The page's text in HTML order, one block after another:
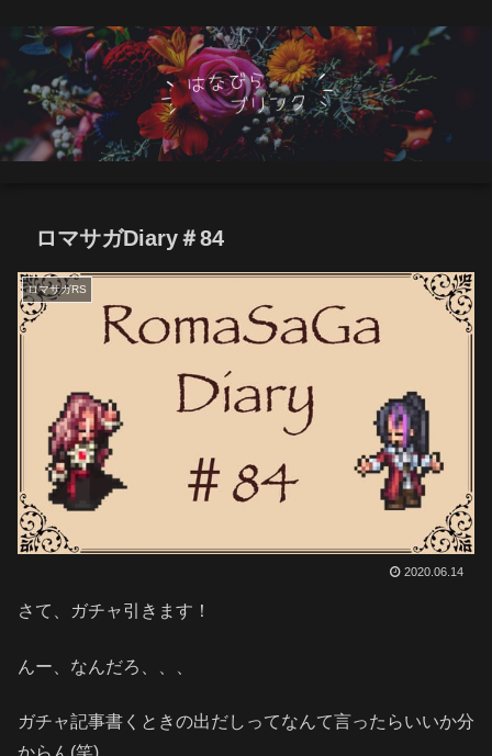
ロマサガDiary＃84
ロマサガRS
2020.06.14
さて、ガチャ引きます！
んー、なんだろ、、、
ガチャ記事書くときの出だしってなんて言ったらいいか分
からん(笑)。